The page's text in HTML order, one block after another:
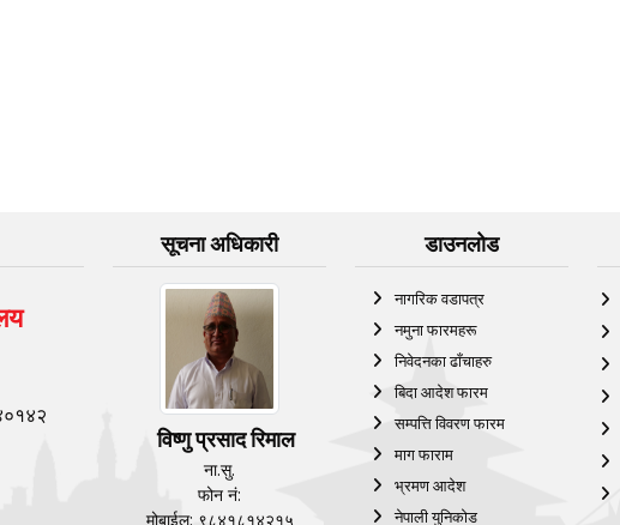
सूचना अधिकारी
विष्णु प्रसाद रिमाल
ना.सु.
फोन नं:
मोबाईल: ९८४१८१४२१५
डाउनलोड
नागरिक वडापत्र
नमुना फारमहरू
निवेदनका ढाँचाहरु
बिदा आदेश फारम
सम्पत्ति विवरण फारम
माग फाराम
भ्रमण आदेश
नेपाली युनिकोड